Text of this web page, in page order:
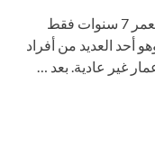
كانت الدكتورة ستاسي نورثون تبلغ من العمر 7 سنوات فقط
أحد العديد من أفراد
غير عادية. بعد …